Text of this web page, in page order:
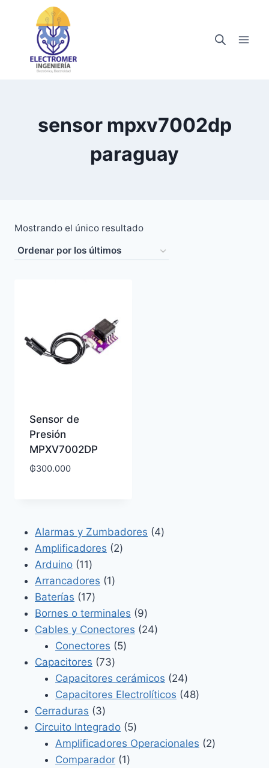
contenido
sensor mpxv7002dp
paraguay
Mostrando el único resultado
Sensor de
Presión
MPXV7002DP
₲300.000
Alarmas y Zumbadores 44
Amplificadores 22
Arduino 1111
productos
Arrancadores 11
Baterías 1717
productos
Bornes o terminales 99
productos
Cables y Conectores 2424
Conectores 55
Capacitores 7373
productos
Capacitores cerámicos 2424
productos
Capacitores Electrolíticos 4848
Cerraduras 33
productos
Circuito Integrado 55
productos
Amplificadores Operacionales 22
Comparador 11